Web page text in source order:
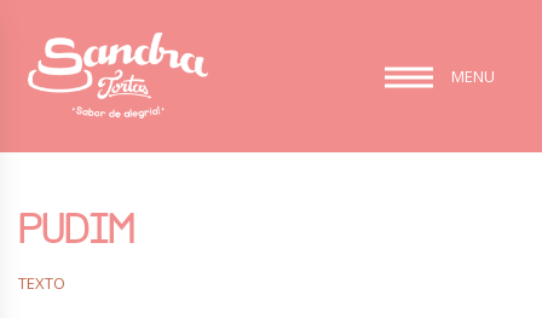
MENU
PUDIM
TEXTO